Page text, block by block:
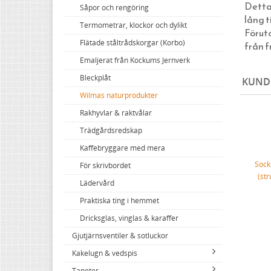
Hattar och huvudbonader
Skosnören, skokräm, inläggssulor
Scarfar, bandanas och flugor
Strumpor
Morgonrockar och nattkläder
Klassiska hängslen & accessoarer
Jugendlampor (tak, vägg & bord)
Skomakarlampor
Spelbordslampor
Taklampor i porslin & bakelit
Bordslampor
Golvlampor
Klassiska porslinslampor
Elmonterade fotogenlampor
Spotlights i klassisk stil
Funkislampor XL (Extra stora)
Stationslyktor
Infartsbelysning
Belysningsstolpar
Porslinslampor utomhus
Tillbehör & reservdelar
Vit bakelit utanpåliggande
Brytare & eluttag med glasskiva
Fontini - utgående sortiment
Strömbrytare & eluttag för IP44
Fede (mässing)
1950-tal
Kupor & skärmar för ellampor
Blixtklammer (Letti)
Kupor till fotogenlampor
Vekar till fotogenlampor
Reservdelar till fotogenlampor
Såpor och rengöring
Termometrar, klockor och dylikt
Flätade ståltrådskorgar (Korbo)
Emaljerat från Kockums Jernverk
Bleckplåt
Wilmas naturprodukter
Rakhyvlar & raktvålar
Trädgårdsredskap
Kaffebryggare med mera
För skrivbordet
Lädervård
Praktiska ting i hemmet
Dricksglas, vinglas & karaffer
Gjutjärnsventiler & sotluckor
Kakelugn & vedspis
lång
från